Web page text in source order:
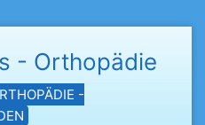
- Orthopädie
-